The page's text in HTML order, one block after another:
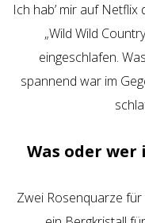
Ich hab’ mir auf
„Wild Wild
eingeschlafen.
spannend war im
Was oder
Zwei Rosenquarze